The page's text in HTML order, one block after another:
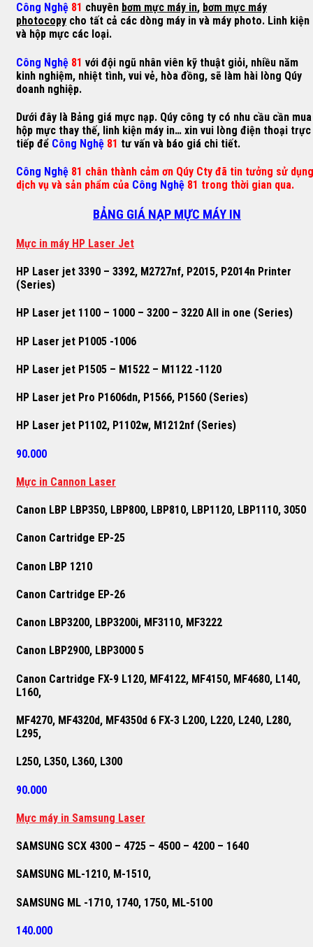
Công Nghệ 81 chuyên bơm mực máy in, bơm mực máy
photocopy cho tất cả các dòng máy in và máy photo. Linh kiện
và hộp mực các loại.
Công Nghệ 81 với đội ngũ nhân viên kỹ thuật giỏi, nhiều năm
kinh nghiệm, nhiệt tình, vui vẻ, hòa đồng, sẽ làm hài lòng Qúy
doanh nghiệp.
Dưới đây là Bảng giá mực nạp. Qúy công ty có nhu cầu cần mua
hộp mực thay thế, linh kiện máy in… xin vui lòng điện thoại trực
tiếp để Công Nghệ 81 tư vấn và báo giá chi tiết.
Công Nghệ 81 chân thành cảm ơn Qúy Cty đã tin tưởng sử dụng
dịch vụ và sản phẩm của Công Nghệ 81 trong thời gian qua.
BẢNG GIÁ NẠP MỰC MÁY IN
Mực in máy HP Laser Jet
HP Laser jet 3390 – 3392, M2727nf, P2015, P2014n Printer
(Series)
HP Laser jet 1100 – 1000 – 3200 – 3220 All in one (Series)
HP Laser jet P1005 -1006
HP Laser jet P1505 – M1522 – M1122 -1120
HP Laser jet Pro P1606dn, P1566, P1560 (Series)
HP Laser jet P1102, P1102w, M1212nf (Series)
90.000
Mực in Cannon Laser
Canon LBP LBP350, LBP800, LBP810, LBP1120, LBP1110, 3050
Canon Cartridge EP-25
Canon LBP 1210
Canon Cartridge EP-26
Canon LBP3200, LBP3200i, MF3110, MF3222
Canon LBP2900, LBP3000 5
Canon Cartridge FX-9 L120, MF4122, MF4150, MF4680, L140,
L160,
MF4270, MF4320d, MF4350d 6 FX-3 L200, L220, L240, L280,
L295,
L250, L350, L360, L300
90.000
Mực máy in Samsung Laser
SAMSUNG SCX 4300 – 4725 – 4500 – 4200 – 1640
SAMSUNG ML-1210, M-1510,
SAMSUNG ML -1710, 1740, 1750, ML-5100
140.000